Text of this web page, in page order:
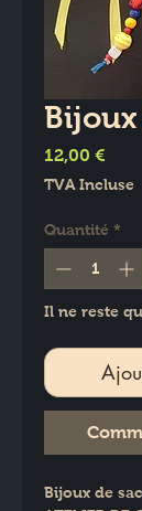
Bijoux
12,00 €
TVA Incluse
Quantité *
Il ne reste
Bijoux de